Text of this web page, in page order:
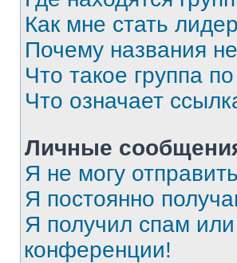
Как мне стать
Почему названия
Что такое группа
Что означает
Личные
Я не могу
Я постоянно
Я получил спам или
конференции!